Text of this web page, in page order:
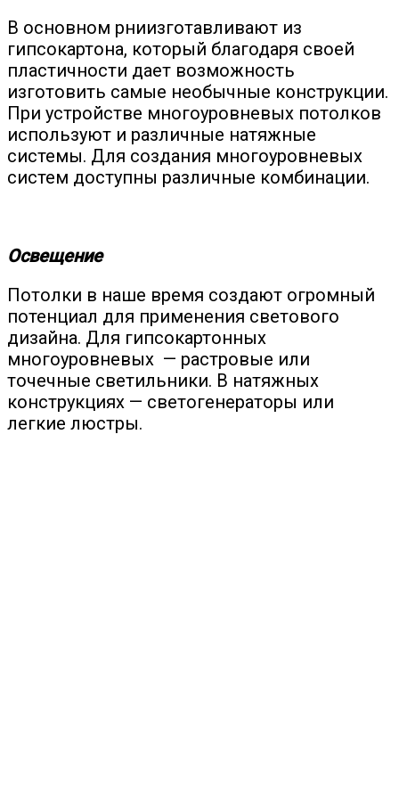
В основном рниизготавливают из
гипсокартона, который благодаря своей
пластичности дает возможность
изготовить самые необычные конструкции.
При устройстве многоуровневых потолков
используют и различные натяжные
системы. Для создания многоуровневых
систем доступны различные комбинации.
Освещение
Потолки в наше время создают огромный
потенциал для применения светового
дизайна. Для гипсокартонных
многоуровневых — растровые или
точечные светильники. В натяжных
конструкциях — светогенераторы или
легкие люстры.